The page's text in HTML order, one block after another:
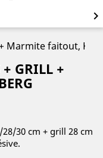

+ GRILL +
30 cm + grill 28 cm